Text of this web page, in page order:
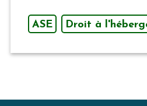
ASE Droit à